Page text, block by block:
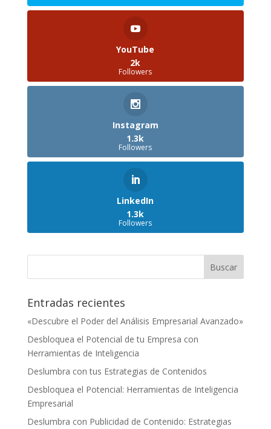
YouTube
2k
Followers
Instagram
1.3k
Followers
LinkedIn
1.3k
Followers
Entradas recientes
«Descubre el Poder del Análisis Empresarial Avanzado»
Desbloquea el Potencial de tu Empresa con
Herramientas de Inteligencia
Deslumbra con tus Estrategias de Contenidos
Desbloquea el Potencial: Herramientas de Inteligencia
Empresarial
Deslumbra con Publicidad de Contenido: Estrategias